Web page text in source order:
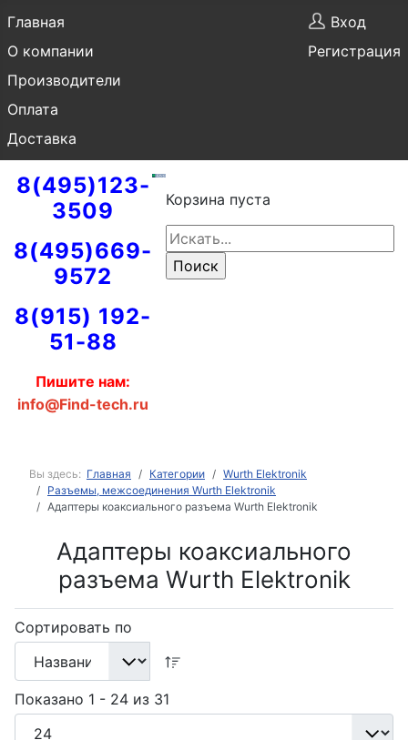
Главная
О компании
Производители
Оплата
Доставка
Вход
Регистрация
8(495)123-
3509
8(495)669-
9572
8(915) 192-
51-88
Пишите нам:
info@Find-tech.ru
Корзина пуста
Вы здесь: Главная Категории
Wurth Elektronik
Разъемы, межсоединения Wurth Elektronik
Адаптеры коаксиального разъема Wurth Elektronik
Адаптеры коаксиального
разъема Wurth Elektronik
Сортировать по
Показано 1 - 24 из 31